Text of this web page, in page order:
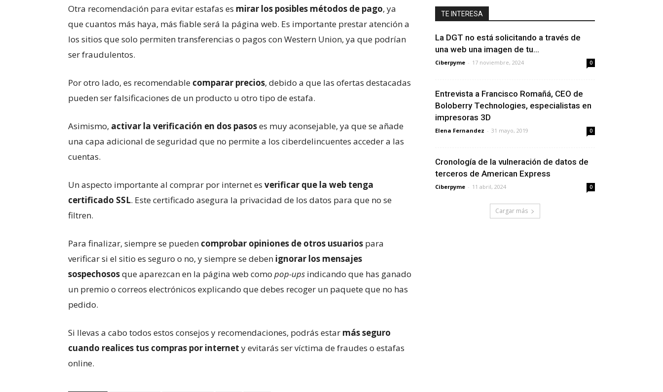
Otra recomendación para evitar estafas es mirar los posibles métodos de pago, ya
que cuantos más haya, más fiable será la página web. Es importante prestar atención a
los sitios que solo permiten transferencias o pagos con Western Union, ya que podrían
ser fraudulentos.
Por otro lado, es recomendable comparar precios, debido a que las ofertas destacadas
pueden ser falsificaciones de un producto u otro tipo de estafa.
Asimismo, activar la verificación en dos pasoses muy aconsejable, ya que se añade
una capa adicional de seguridad que no permite a los ciberdelincuentes acceder a las
cuentas.
Un aspecto importante al comprar por internet es verificar que la web tenga
certificado SSL. Este certificado asegura la privacidad de los datos para que no se
filtren.
Para finalizar, siempre se pueden comprobar opiniones de otros usuarios para
verificar si el sitio es seguro o no, y siempre se deben ignorar los mensajes
sospechososque aparezcan en la página web como pop-ups indicando que has ganado
un premio o correos electrónicos explicando que debes recoger un paquete que no has
pedido.
Si llevas a cabo todos estos consejos y recomendaciones, podrás estar más seguro
cuando realices tus compras por internet y evitarás ser víctima de fraudes o estafas
online.
TE INTERESA
La DGT no está solicitando a través de
una web una imagen de tu...
Ciberpyme - 17 noviembre, 2024 0
Entrevista a Francisco Romañá, CEO de
Boloberry Technologies, especialistas en
impresoras 3D
Elena Fernandez - 31 mayo, 2019 0
Cronología de la vulneración de datos de
terceros de American Express
Ciberpyme - 11 abril, 2024 0
Cargar más